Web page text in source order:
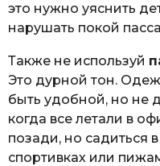
это нужно уяснить
нарушать покой
Также не используй
Это дурной тон.
быть удобной, но не
когда все летали в
позади, но садиться
спортивках или